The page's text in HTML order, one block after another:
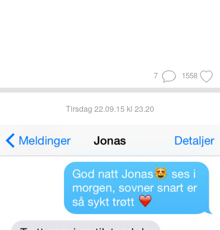
7 1558
tirsdag 22.09.15 kl 23.20